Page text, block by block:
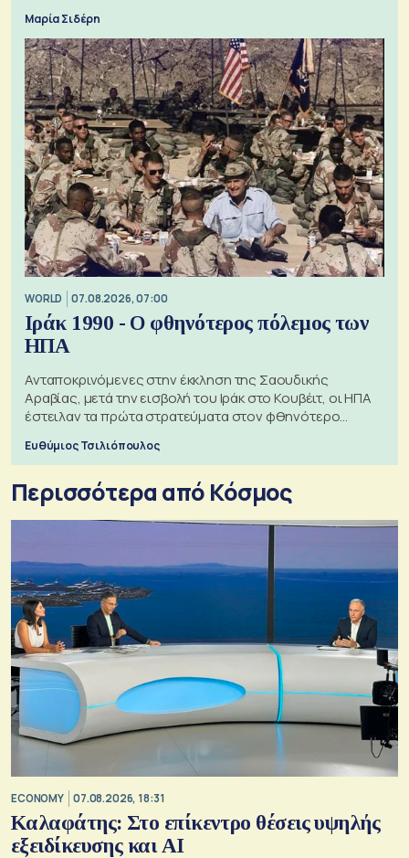
Μαρία Σιδέρη
WORLD 07.08.2026, 07:00
Ιράκ 1990 - Ο φθηνότερος πόλεμος των
ΗΠΑ
Ανταποκρινόμενες στην έκκληση της Σαουδικής
Αραβίας, μετά την εισβολή του Ιράκ στο Κουβέιτ, οι ΗΠΑ
έστειλαν τα πρώτα στρατεύματα στον φθηνότερο
Ευθύμιος Τσιλιόπουλος
Περισσότερα από Κόσμος
ECONOMY 07.08.2026, 18:31
Καλαφάτης: Στο επίκεντρο θέσεις υψηλής
εξειδίκευσης και AI